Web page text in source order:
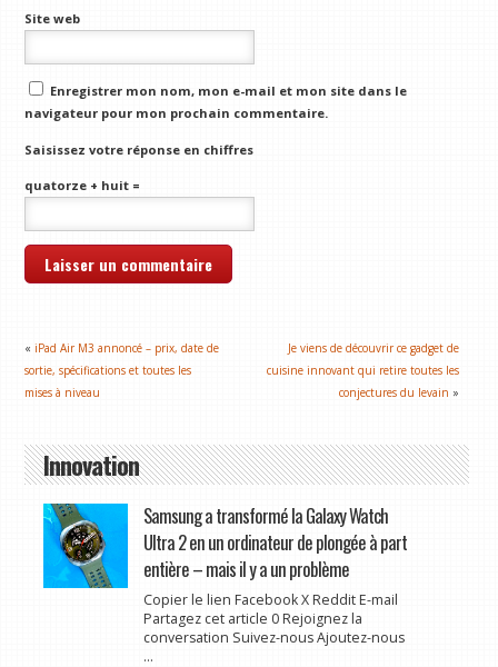
Site web
Enregistrer mon nom, mon e-mail et mon site dans le
navigateur pour mon prochain commentaire.
Saisissez votre réponse en chiffres
quatorze + huit =
«iPad Air M3 annoncé – prix, date de
sortie, spécifications et toutes les
mises à niveau
Je viens de découvrir ce gadget de
cuisine innovant qui retire toutes les
conjectures du levain »
Innovation
Samsung a transformé la Galaxy Watch
Ultra 2 en un ordinateur de plongée à part
entière – mais il y a un problème
Copier le lien Facebook X Reddit E-mail
Partagez cet article 0 Rejoignez la
conversation Suivez-nous Ajoutez-nous
...